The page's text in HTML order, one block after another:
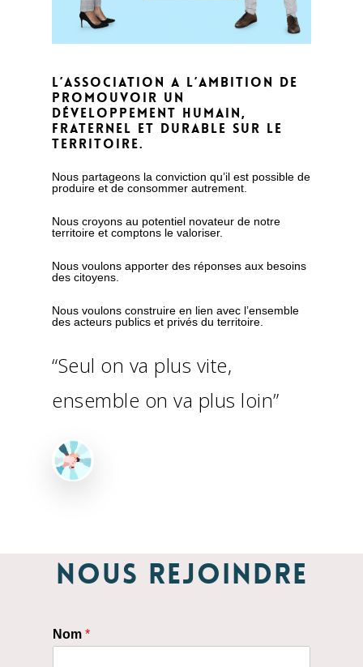
L’association a l’ambition de
promouvoir un
développement humain,
fraternel et durable sur le
territoire.
Nous partageons la conviction qu’il est possible de
produire et de consommer autrement.
Nous croyons au potentiel novateur de notre
territoire et comptons le valoriser.
Nous voulons apporter des réponses aux besoins
des citoyens.
Nous voulons construire en lien avec l’ensemble
des acteurs publics et privés du territoire.
“Seul on va plus vite,
ensemble on va plus loin”
NOUS REJOINDRE
Nom*